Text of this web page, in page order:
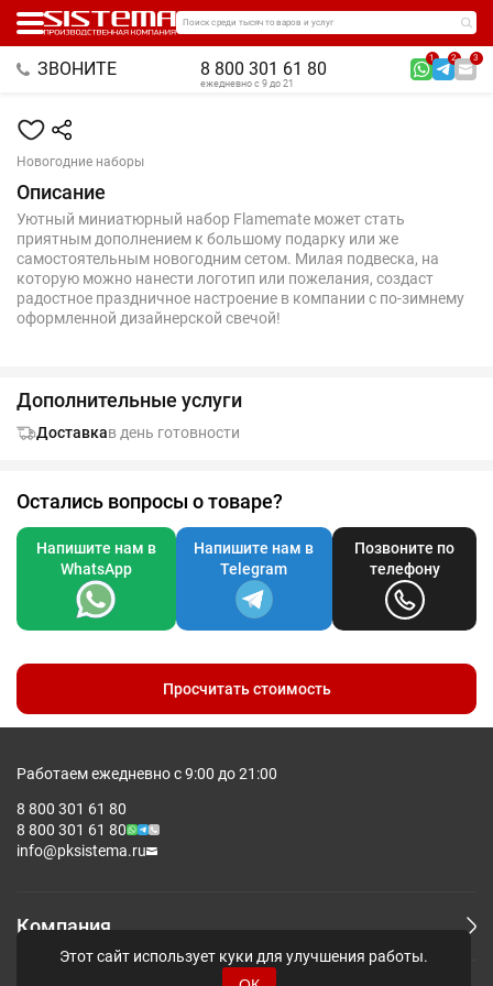
Поиск среди тысяч товаров и услуг
ЗВОНИТЕ 8 800 301 61 80
1 2 3
ежедневно с 9 до 21
Новогодние наборы
Описание
Уютный миниатюрный набор Flamemate может стать
приятным дополнением к большому подарку или же
самостоятельным новогодним сетом. Милая подвеска, на
которую можно нанести логотип или пожелания, создаст
радостное праздничное настроение в компании с по-зимнему
оформленной дизайнерской свечой!
Дополнительные услуги
Доставкав день готовности
Остались вопросы о товаре?
Напишите нам в
WhatsApp
Напишите нам в
Telegram
Позвоните по
телефону
Просчитать стоимость
Работаем ежедневно с 9:00 до 21:00
8 800 301 61 80
8 800 301 61 80
info@pksistema.ru
Компания
Этот сайт использует куки для улучшения работы.